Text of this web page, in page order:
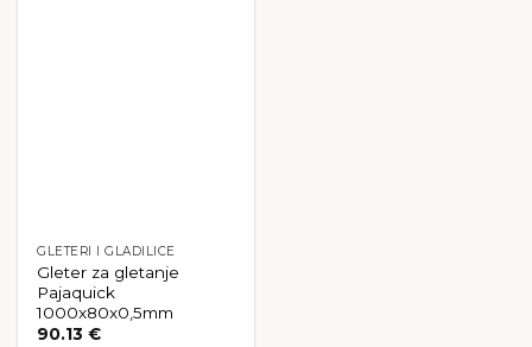
GLETERI I GLADILICE
Gleter za gletanje
Pajaquick
1000x80x0,5mm
90.13€